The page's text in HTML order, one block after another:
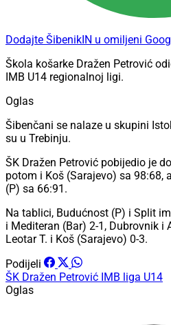
Dodajte ŠibenikIN u omiljeni
Škola košarke Dražen Petrović
IMB U14 regionalnoj ligi.
Oglas
Šibenčani se nalaze u skupini
su u Trebinju.
ŠK Dražen Petrović pobijedio je
potom i Koš (Sarajevo) sa 98:68,
(P) sa 66:91.
Na tablici, Budućnost (P) i Split
i Mediteran (Bar) 2-1, Dubrovnik i
Leotar T. i Koš (Sarajevo) 0-3.
Podijeli
ŠK Dražen Petrović IMB liga U14
Oglas